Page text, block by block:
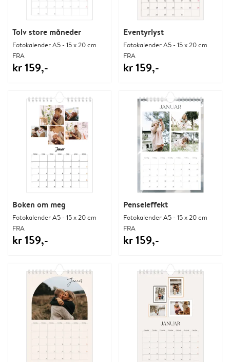
Tolv store måneder
Fotokalender A5 - 15 x 20 cm
FRA
kr 159,-
Eventyrlyst
Fotokalender A5 - 15 x 20 cm
FRA
kr 159,-
Boken om meg
Fotokalender A5 - 15 x 20 cm
FRA
kr 159,-
Penseleffekt
Fotokalender A5 - 15 x 20 cm
FRA
kr 159,-